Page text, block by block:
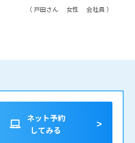
（ 戸田さん 女性 会社員 ）
ネット予約
してみる